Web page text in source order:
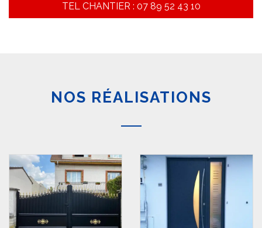
TEL CHANTIER : 07 89 52 43 10
NOS RÉALISATIONS